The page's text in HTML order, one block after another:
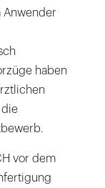
Anwender
haben
die
vor dem